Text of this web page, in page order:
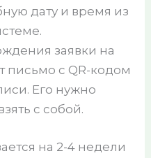
дату и время из
заявки на
письмо с QR-кодом
Его нужно
с собой.
на 2-4 недели